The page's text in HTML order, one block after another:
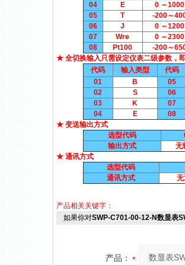
04
E
0 ～
05
T
-200～
06
J
0 ～
07
Wre
0 ～
08
Pt100
-200～
★ 全切换输入只需设定仪表二级参数，
代码
输入类型
代码
01
B
05
02
S
06
03
K
07
04
E
08
★ 变送输出方式
选型代码
输出方式
无
★ 通讯方式
选型代码
通讯方式
产品相关关键字：
如果你对SWP-C701-00-12-N数显表
产品：